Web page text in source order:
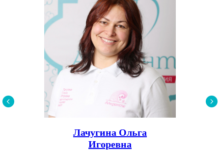
Лачугина Ольга
Игоревна